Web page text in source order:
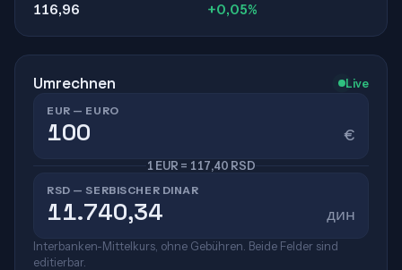
116,96 +0,05%
Umrechnen Live
EUR — EURO
€
1 EUR = 117,40 RSD
RSD — SERBISCHER DINAR
дин
Interbanken-Mittelkurs, ohne Gebühren. Beide Felder sind
editierbar.